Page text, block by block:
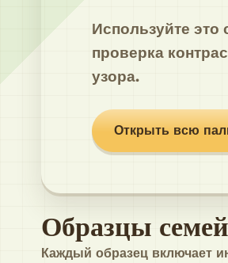
Используйте
проверка
узора.
Открыть всю
Образцы
Каждый образец включает